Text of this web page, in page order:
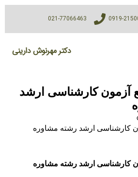
021-77066463
دکتر مهرنوش دارینی
کارشناسی ارشد
ارشد رشته مشاوره
ارشد رشته مشاوره